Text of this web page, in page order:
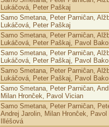
Lukáčová, Peter Paškaj
Samo Smetana, Peter Parniĉan,
Lukáčová, Peter Paškaj
Samo Smetana, Peter Parniĉan,
Lukáčová, Peter Paškaj, Pavol Bako
Samo Smetana, Peter Parniĉan,
Lukáčová, Peter Paškaj, Pavol Bako
Samo Smetana, Peter Parniĉan,
Lukáčová, Peter Paškaj, Pavol Bako
Samo Smetana, Peter Parniĉan,
Milan Hronĉek, Pavol Vician
Samo Smetana, Peter Parniĉan,
Andrej Jarolin, Milan Hronĉek,
Illéšová